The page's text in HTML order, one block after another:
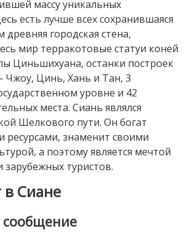
массу уникальных
есть лучше всех сохранившаяся
городская стена,
мир терракотовые статуи коней
Циньшихуана, останки построек
Чжоу, Цинь, Хань и Тан, 3
уровне и 42
места. Сиань являлся
Шелкового пути. Он богат
ресурсами, знаменит своими
а поэтому является мечтой
зарубежных туристов.
в Сиане